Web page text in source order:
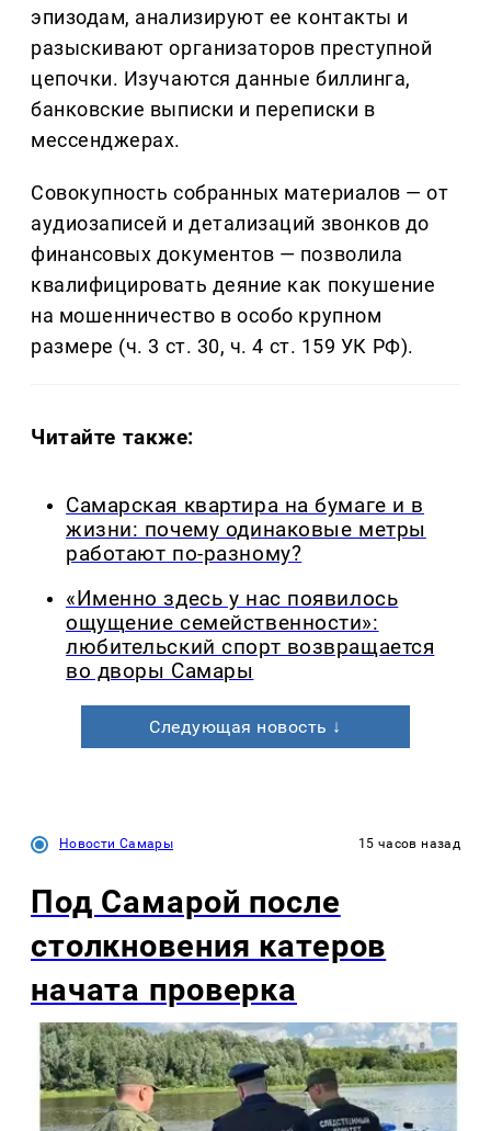
эпизодам, анализируют ее контакты и
разыскивают организаторов преступной
цепочки. Изучаются данные биллинга,
банковские выписки и переписки в
мессенджерах.
Совокупность собранных материалов — от
аудиозаписей и детализаций звонков до
финансовых документов — позволила
квалифицировать деяние как покушение
на мошенничество в особо крупном
размере (ч. 3 ст. 30, ч. 4 ст. 159 УК РФ).
Читайте также:
Самарская квартира на бумаге и в
жизни: почему одинаковые метры
работают по-разному?
«Именно здесь у нас появилось
ощущение семейственности»:
любительский спорт возвращается
во дворы Самары
Следующая новость ↓
Новости Самары 15 часов назад
Под Самарой после
столкновения катеров
начата проверка